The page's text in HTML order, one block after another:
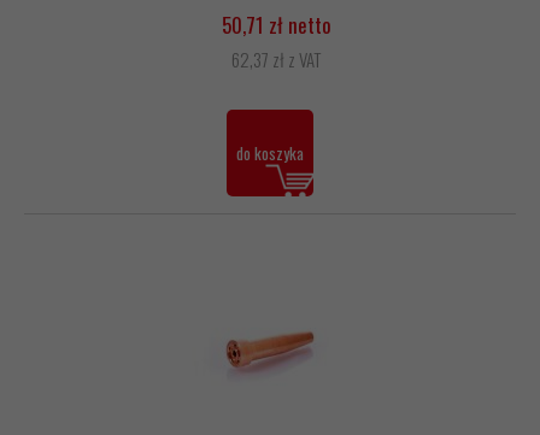
50,71 zł netto
62,37 zł z VAT
do koszyka